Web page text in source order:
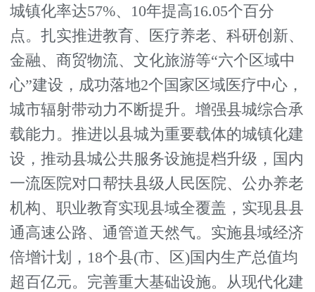
城镇化率达57%、10年提高16.05个百分
点。扎实推进教育、医疗养老、科研创新、
金融、商贸物流、文化旅游等“六个区域中
心”建设，成功落地2个国家区域医疗中心，
城市辐射带动力不断提升。增强县城综合承
载能力。推进以县城为重要载体的城镇化建
设，推动县城公共服务设施提档升级，国内
一流医院对口帮扶县级人民医院、公办养老
机构、职业教育实现县域全覆盖，实现县县
通高速公路、通管道天然气。实施县域经济
倍增计划，18个县(市、区)国内生产总值均
超百亿元。完善重大基础设施。从现代化建